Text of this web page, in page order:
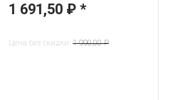
1 691,50 ₽*
Цена без скидки: 1 990,00 ₽